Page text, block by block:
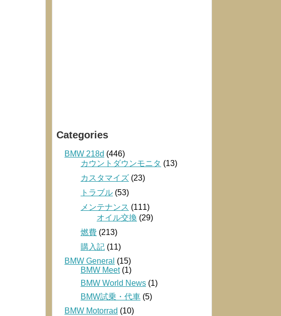
Categories
BMW 218d (446)
カウントダウンモニタ (13)
カスタマイズ (23)
トラブル (53)
メンテナンス (111)
オイル交換 (29)
燃費 (213)
購入記 (11)
BMW General (15)
BMW Meet(1)
BMW World News (1)
BMW試乗・代車 (5)
BMW Motorrad (10)